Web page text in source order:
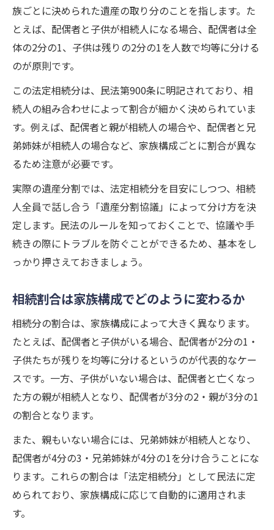
族ごとに決められた遺産の取り分のことを指します。た
とえば、配偶者と子供が相続人になる場合、配偶者は全
体の2分の1、子供は残りの2分の1を人数で均等に分ける
のが原則です。
この法定相続分は、民法第900条に明記されており、相
続人の組み合わせによって割合が細かく決められていま
す。例えば、配偶者と親が相続人の場合や、配偶者と兄
弟姉妹が相続人の場合など、家族構成ごとに割合が異な
るため注意が必要です。
実際の遺産分割では、法定相続分を目安にしつつ、相続
人全員で話し合う「遺産分割協議」によって分け方を決
定します。民法のルールを知っておくことで、協議や手
続きの際にトラブルを防ぐことができるため、基本をし
っかり押さえておきましょう。
相続割合は家族構成でどのように変わるか
相続分の割合は、家族構成によって大きく異なります。
たとえば、配偶者と子供がいる場合、配偶者が2分の1・
子供たちが残りを均等に分けるというのが代表的なケー
スです。一方、子供がいない場合は、配偶者と亡くなっ
た方の親が相続人となり、配偶者が3分の2・親が3分の1
の割合となります。
また、親もいない場合には、兄弟姉妹が相続人となり、
配偶者が4分の3・兄弟姉妹が4分の1を分け合うことにな
ります。これらの割合は「法定相続分」として民法に定
められており、家族構成に応じて自動的に適用されま
す。